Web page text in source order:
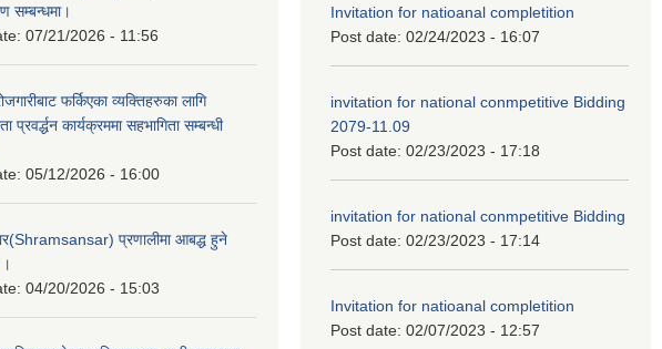
सम्बन्धमा।
07/21/2026 - 11:56
फर्किएका व्यक्तिहरुका लागि
प्रवर्द्धन कार्यक्रममा सहभागिता सम्बन्धी
05/12/2026 - 16:00
प्रणालीमा आबद्ध हुने
04/20/2026 - 15:03
Invitation for natioanal completition
Post date: 02/24/2023 - 16:07
invitation for national conmpetitive Bidding
2079-11.09
Post date: 02/23/2023 - 17:18
invitation for national conmpetitive Bidding
Post date: 02/23/2023 - 17:14
Invitation for natioanal completition
Post date: 02/07/2023 - 12:57